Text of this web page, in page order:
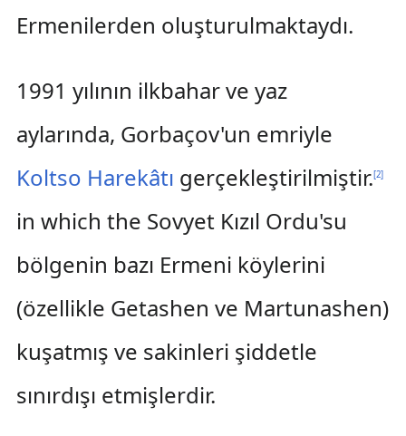
Ermenilerden oluşturulmaktaydı.
1991 yılının ilkbahar ve yaz
aylarında, Gorbaçov'un emriyle
Koltso Harekâtı gerçekleştirilmiştir.[2]
in which the Sovyet Kızıl Ordu'su
bölgenin bazı Ermeni köylerini
(özellikle Getashen ve Martunashen)
kuşatmış ve sakinleri şiddetle
sınırdışı etmişlerdir.